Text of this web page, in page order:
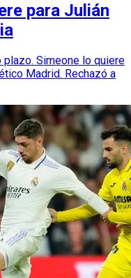
para Julián
Simeone lo quiere
Madrid. Rechazó a